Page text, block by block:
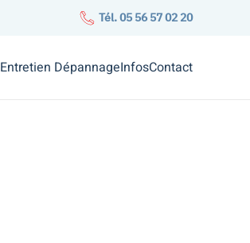
Tél. 05 56 57 02 20
Entretien DépannageInfosContact